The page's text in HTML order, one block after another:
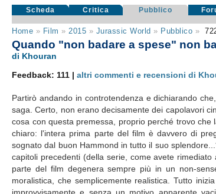
Scheda Critica Pubblico
Home » Film » 2015 » Jurassic World » Pubblico »
Quando "non badare a spese" non
di Khouran
Feedback: 111 |altri commenti e recensioni di
Partirò andando in controtendenza e dichiarando
saga. Certo, non erano decisamente dei capolavori
cosa con questa premessa, proprio perché trovo
chiaro: l'intera prima parte del film è davvero di
sognato dal buon Hammond in tutto il suo
capitoli precedenti (della serie, come avete
parte del film degenera sempre più in un non-
moralistica, che semplicemente realistica. Tutto